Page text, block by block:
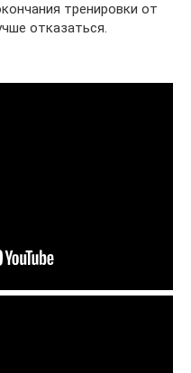
тренировки от
отказаться.